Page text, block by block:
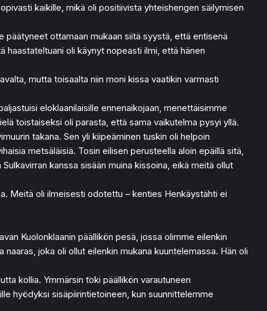
kaikille, mikä oli positiivista yhteishengen säilymisen
päätyneet ottamaan mukaan siitä syystä, että entisenä
haastateltuani oli käynyt nopeasti ilmi, että hänen
mutta toisaalta niin moni kissa vaatikin varmasti
eloklaanilaisille ennenaikojaan, menettäisimme
toistaiseksi oli parasta, että sama vaikutelma pysyi yllä.
takana. Sen yli kiipeäminen tuskin oli helpoin
metsäläisiä. Tosin eilisen perusteella aloin epäillä sitä,
kanssa sisään muina kissoina, eikä meitä ollut
Meitä oli ilmeisesti odotettu – kenties Henkäystähti ei
Kuolonklaanin päällikön pesä, jossa olimme eilenkin
joka oli ollut eilenkin mukana kuuntelemassa. Hän oli
kollia. Ymmärsin toki päällikön varautuneen
hyödyksi sisäpiirintietoineen, kun suunnittelemme